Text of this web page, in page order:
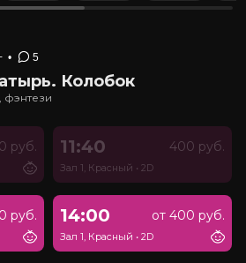
• 5
Колобок
фэнтези
руб. 11:40 400 руб.
Зал 1, Красный • 2D
руб. 14:00 от 400 руб.
Зал 1, Красный • 2D